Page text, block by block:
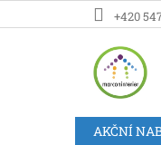
na
+420
AKČNÍ